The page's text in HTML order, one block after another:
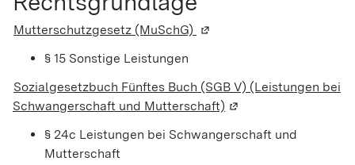
Mutterschutzgesetz (MuSchG) (Wird in einem neuen
§ 15 Sonstige Leistungen
Sozialgesetzbuch Fünftes Buch (SGB V) (Leistungen bei
Schwangerschaft und Mutterschaft) (Wird in einem
§ 24c Leistungen bei Schwangerschaft und
Mutterschaft